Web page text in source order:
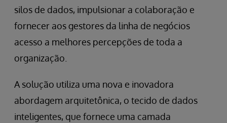
silos de dados, impulsionar a colaboração e
fornecer aos gestores da linha de negócios
acesso a melhores percepções de toda a
organização.
A solução utiliza uma nova e inovadora
abordagem arquitetônica, o tecido de dados
inteligentes, que fornece uma camada